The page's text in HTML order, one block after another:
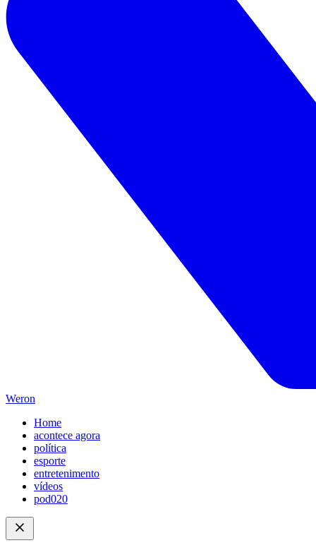
Weron
Home
acontece agora
política
esporte
entretenimento
vídeos
pod020